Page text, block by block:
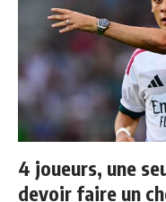
4 joueurs, une
devoir faire un